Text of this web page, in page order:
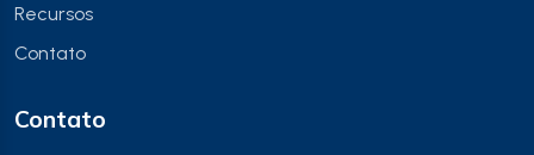
Recursos
Contato
Contato